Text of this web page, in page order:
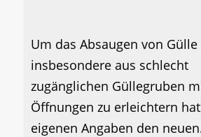
Um das Absaugen von Gülle
insbesondere aus schlecht
zugänglichen Güllegruben
Öffnungen zu erleichtern
eigenen Angaben den